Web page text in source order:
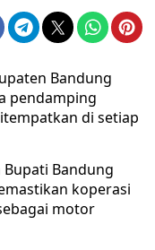
Bandung
pendamping
di setiap
Bandung
koperasi
motor